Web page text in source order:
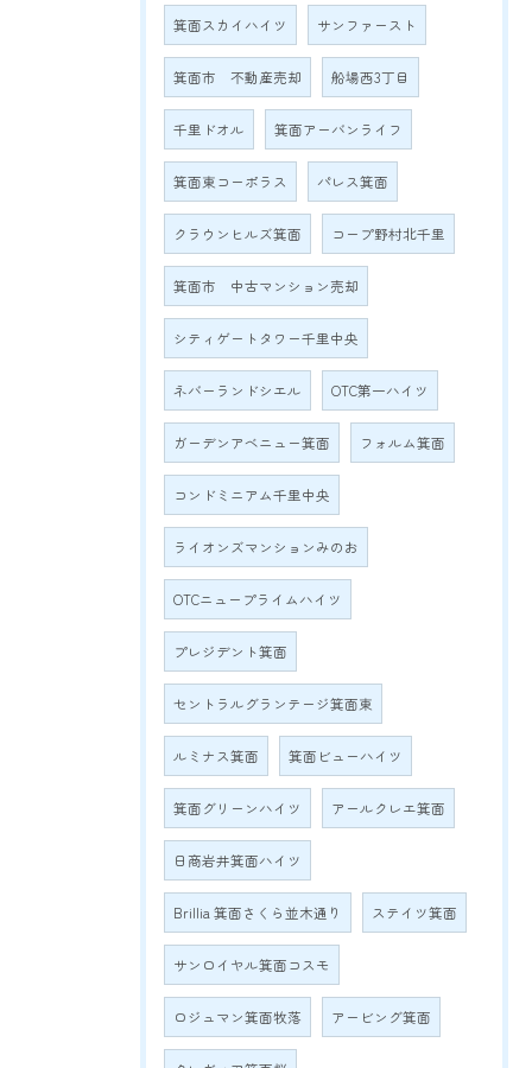
箕面スカイハイツ サンファースト
箕面市 不動産売却 船場西3丁目
千里ドオル 箕面アーバンライフ
箕面東コーポラス パレス箕面
クラウンヒルズ箕面 コープ野村北千里
箕面市 中古マンション売却
シティゲートタワー千里中央
ネバーランドシエル OTC第一ハイツ
ガーデンアベニュー箕面 フォルム箕面
コンドミニアム千里中央
ライオンズマンションみのお
OTCニュープライムハイツ
プレジデント箕面
セントラルグランテージ箕面東
ルミナス箕面 箕面ビューハイツ
箕面グリーンハイツ アールクレエ箕面
日商岩井箕面ハイツ
Brillia 箕面さくら並木通り ステイツ箕面
サンロイヤル箕面コスモ
ロジュマン箕面牧落 アービング箕面